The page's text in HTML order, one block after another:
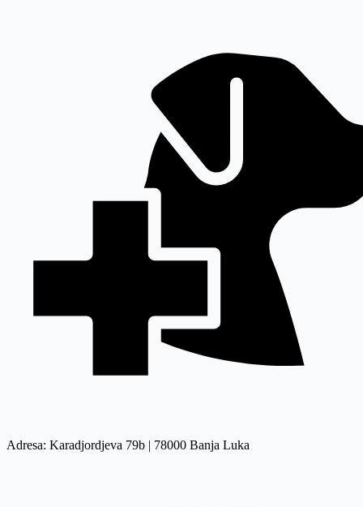
Adresa: Karadjordjeva 79b | 78000 Banja Luka